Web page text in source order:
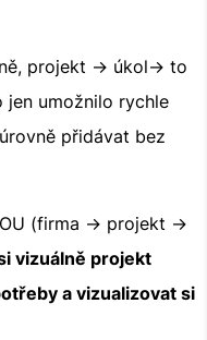
projekt -> úkol-> to
umožnilo rychle
přidávat bez
(firma -> projekt ->
vizuálně projekt
a vizualizovat si